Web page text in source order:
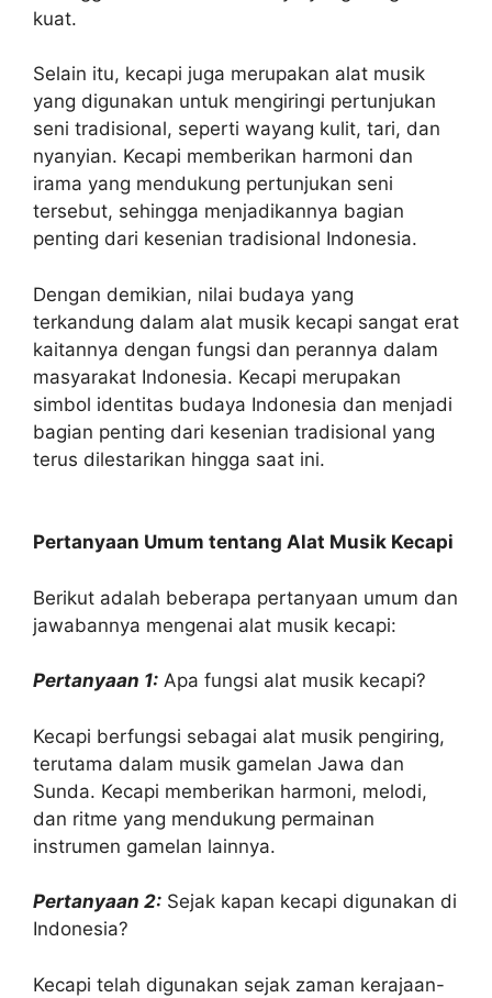
kuat.
Selain itu, kecapi juga merupakan alat musik
yang digunakan untuk mengiringi pertunjukan
seni tradisional, seperti wayang kulit, tari, dan
nyanyian. Kecapi memberikan harmoni dan
irama yang mendukung pertunjukan seni
tersebut, sehingga menjadikannya bagian
penting dari kesenian tradisional Indonesia.
Dengan demikian, nilai budaya yang
terkandung dalam alat musik kecapi sangat erat
kaitannya dengan fungsi dan perannya dalam
masyarakat Indonesia. Kecapi merupakan
simbol identitas budaya Indonesia dan menjadi
bagian penting dari kesenian tradisional yang
terus dilestarikan hingga saat ini.
Pertanyaan Umum tentang Alat Musik Kecapi
Berikut adalah beberapa pertanyaan umum dan
jawabannya mengenai alat musik kecapi:
Pertanyaan 1: Apa fungsi alat musik kecapi?
Kecapi berfungsi sebagai alat musik pengiring,
terutama dalam musik gamelan Jawa dan
Sunda. Kecapi memberikan harmoni, melodi,
dan ritme yang mendukung permainan
instrumen gamelan lainnya.
Pertanyaan 2: Sejak kapan kecapi digunakan di
Indonesia?
Kecapi telah digunakan sejak zaman kerajaan-